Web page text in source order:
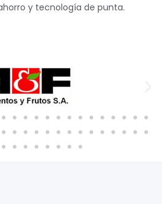
y tecnología de punta.